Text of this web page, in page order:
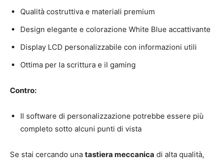
Qualità costruttiva e materiali premium
Design elegante e colorazione White Blue accattivante
Display LCD personalizzabile con informazioni utili
Ottima per la scrittura e il gaming
Contro:
Il software di personalizzazione potrebbe essere più
completo sotto alcuni punti di vista
Se stai cercando una tastiera meccanica di alta qualità,